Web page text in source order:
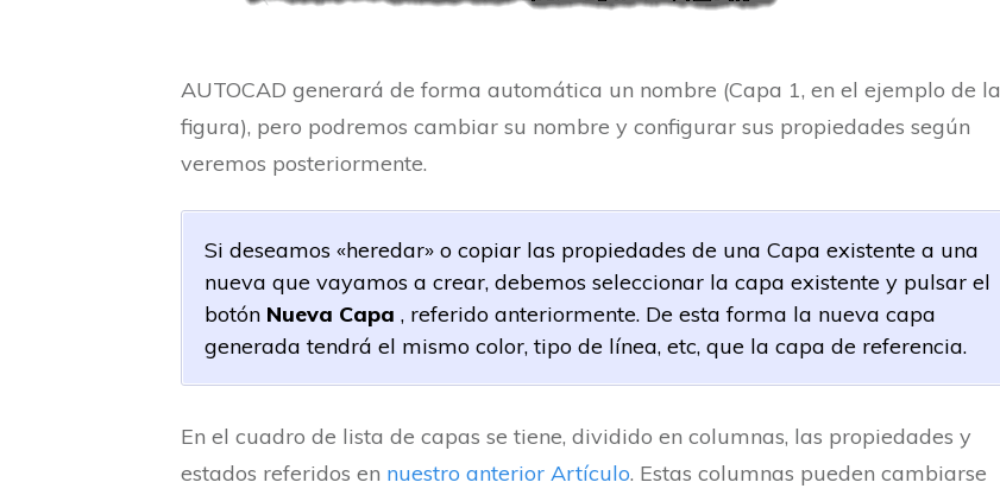
AUTOCAD generará de forma automática un nombre (Capa 1, en el ejemplo de la
figura), pero podremos cambiar su nombre y configurar sus propiedades según
veremos posteriormente.
Si deseamos «heredar» o copiar las propiedades de una Capa existente a una
nueva que vayamos a crear, debemos seleccionar la capa existente y pulsar el
botón Nueva Capa , referido anteriormente. De esta forma la nueva capa
generada tendrá el mismo color, tipo de línea, etc, que la capa de referencia.
En el cuadro de lista de capas se tiene, dividido en columnas, las propiedades y
estados referidos en nuestro anterior Artículo. Estas columnas pueden cambiarse